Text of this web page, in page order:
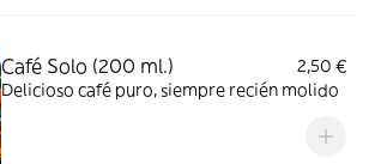
Café Solo (200 ml.)
2,50 €
Delicioso café puro, siempre recién molido